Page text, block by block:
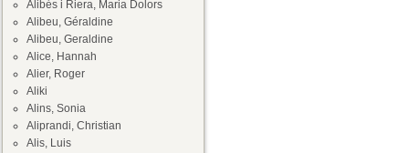
Alibés i Riera, Maria Dolors
Alibeu, Géraldine
Alibeu, Geraldine
Alice, Hannah
Alier, Roger
Aliki
Alins, Sonia
Aliprandi, Christian
Alis, Luis